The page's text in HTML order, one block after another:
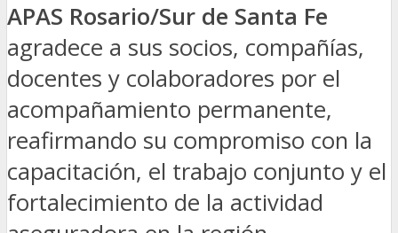
APAS Rosario/Sur de Santa Fe
agradece a sus socios, compañías,
docentes y colaboradores por el
acompañamiento permanente,
reafirmando su compromiso con la
capacitación, el trabajo conjunto y el
fortalecimiento de la actividad